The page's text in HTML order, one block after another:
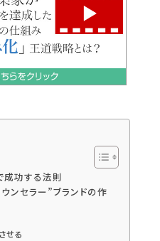
成功する法則
ンセラー”ブランドの作
せる